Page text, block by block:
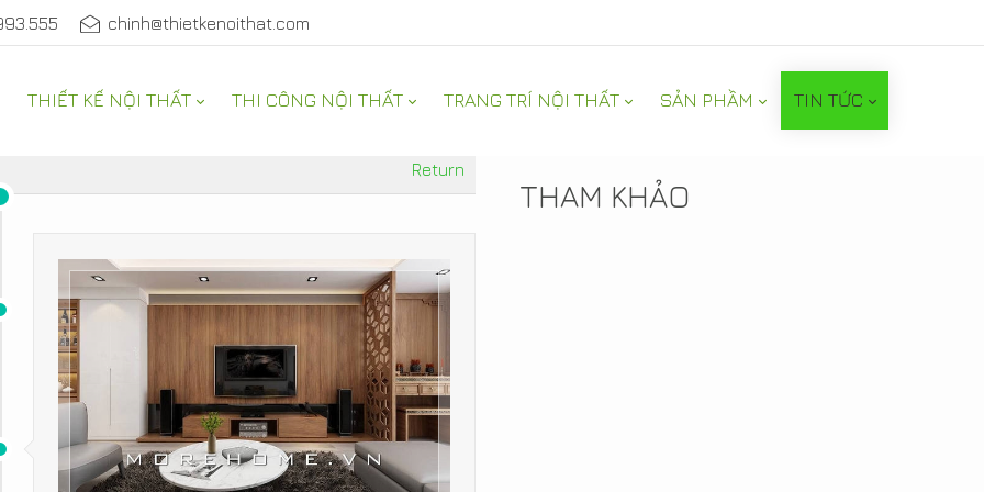
chinh@thietkenoithat.com
THIẾT KẾ NỘI THẤT THI CÔNG NỘI THẤT TRANG TRÍ NỘI THẤT SẢN PHẦM TIN TỨC
Return
TIN NỔI BẬT
THAM KHẢO